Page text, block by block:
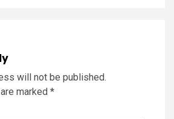
will not be published.
marked *